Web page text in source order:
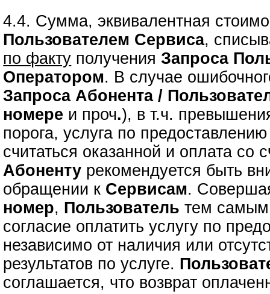
4.4. Сумма, эквивалентная
Пользователем Сервиса,
по факту полученияЗапроса
Оператором. В случае
Запроса Абонента /
номере и проч.), в т.ч.
порога, услуга по
считаться оказанной и оплата со
Абоненту рекомендуется быть
обращении к Сервисам.
номер, Пользователь тем самым
согласие оплатить услугу по
независимо от наличия или
результатов по услуге.
соглашается, что возврат